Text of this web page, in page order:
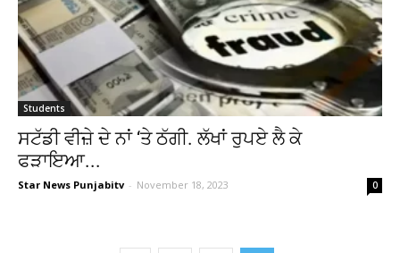
Students
ਸਟੱਡੀ ਵੀਜ਼ੇ ਦੇ ਨਾਂ ‘ਤੇ ਠੱਗੀ. ਲੱਖਾਂ ਰੁਪਏ ਲੈ ਕੇ
ਫੜਾਇਆ...
Star News Punjabitv - November 18, 2023 0